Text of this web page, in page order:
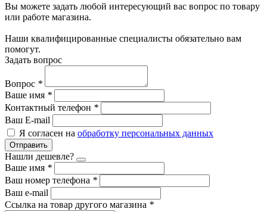
Вы можете задать любой интересующий вас вопрос по товару
или работе магазина.
Наши квалифицированные специалисты обязательно вам
помогут.
Задать вопрос
Вопрос *
Ваше имя *
Контактный телефон *
Ваш E-mail
Я согласен на обработку персональных данных
Отправить
Нашли дешевле?
Ваше имя *
Ваш номер телефона *
Ваш e-mail
Ссылка на товар другого магазина *